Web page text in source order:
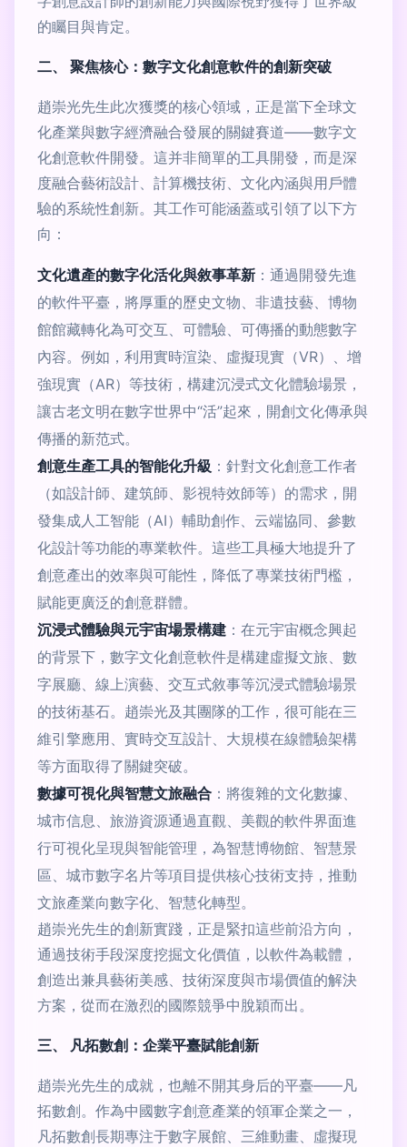
的矚目與肯定。
二、 聚焦核心：數字文化創意軟件的創新突破
趙崇光先生此次獲獎的核心領域，正是當下全球文
化產業與數字經濟融合發展的關鍵賽道——數字文
化創意軟件開發。這并非簡單的工具開發，而是深
度融合藝術設計、計算機技術、文化內涵與用戶體
驗的系統性創新。其工作可能涵蓋或引領了以下方
向：
文化遺產的數字化活化與敘事革新 ：通過開發先進
的軟件平臺，將厚重的歷史文物、非遺技藝、博物
館館藏轉化為可交互、可體驗、可傳播的動態數字
內容。例如，利用實時渲染、虛擬現實（VR）、增
強現實（AR）等技術，構建沉浸式文化體驗場景，
讓古老文明在數字世界中“活”起來，開創文化傳承與
傳播的新范式。
創意生產工具的智能化升級 ：針對文化創意工作者
（如設計師、建筑師、影視特效師等）的需求，開
發集成人工智能（AI）輔助創作、云端協同、參數
化設計等功能的專業軟件。這些工具極大地提升了
創意產出的效率與可能性，降低了專業技術門檻，
賦能更廣泛的創意群體。
沉浸式體驗與元宇宙場景構建 ：在元宇宙概念興起
的背景下，數字文化創意軟件是構建虛擬文旅、數
字展廳、線上演藝、交互式敘事等沉浸式體驗場景
的技術基石。趙崇光及其團隊的工作，很可能在三
維引擎應用、實時交互設計、大規模在線體驗架構
等方面取得了關鍵突破。
數據可視化與智慧文旅融合 ：將復雜的文化數據、
城市信息、旅游資源通過直觀、美觀的軟件界面進
行可視化呈現與智能管理，為智慧博物館、智慧景
區、城市數字名片等項目提供核心技術支持，推動
文旅產業向數字化、智慧化轉型。
趙崇光先生的創新實踐，正是緊扣這些前沿方向，
通過技術手段深度挖掘文化價值，以軟件為載體，
創造出兼具藝術美感、技術深度與市場價值的解決
方案，從而在激烈的國際競爭中脫穎而出。
三、 凡拓數創：企業平臺賦能創新
趙崇光先生的成就，也離不開其身后的平臺——凡
拓數創。作為中國數字創意產業的領軍企業之一，
凡拓數創長期專注于數字展館、三維動畫、虛擬現